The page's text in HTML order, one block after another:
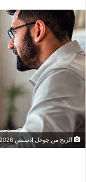
الربح من جوجل ادسنس 2026: 7 استراتيجيات لزيادة أرباحك 10 أضعاف